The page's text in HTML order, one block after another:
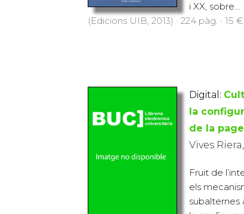
i XX, sobre...
(Edicions UIB, 2013) · 224 pàg. · 15 €
Digital:
la
de la
Vives
Fruit de
els
subalternes